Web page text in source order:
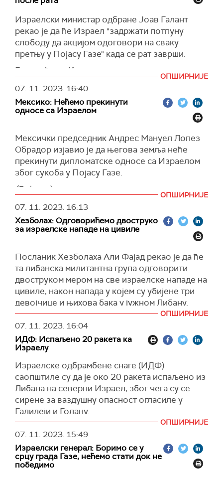
Израелски министар одбране Јоав Галант
рекао је да ће Израел "задржати потпуну
слободу да акцијом одоговори на сваку
претњу у Појасу Газе" када се рат заврши.
Говорећи на Комитету за спољне послове и
одбрану, Галант је рекао да "на крају ове
кампање, Хамас, који влада у Гази, престаће да
постоји".
"Неће бити безбедносних претњи за Израел
из Газе, а Израел ће задржати потпуну
слободу да одговори акцијом на сваку
ситуацију у Појасу Газе која представља било
какву врсту претње", рекао је Галант.
Министар је, такође, рекао да је главни ратни
приоритет да се "елиминише феномен звани
Хамас", да је лично фокусиран на "победу у
рату" и на повратак израелских талаца кућама.
(Си-Ен-Ен)
ОПШИРНИЈЕ
07. 11. 2023. 16:40
Мексико: Нећемо прекинути
односе са Израелом
Мексички председник Андрес Мануел Лопез
Обрадор изјавио је да његова земља неће
прекинути дипломатске односе са Израелом
због сукоба у Појасу Газе.
(Ројтерс)
ОПШИРНИЈЕ
07. 11. 2023. 16:13
Хезболах: Одговорићемо двоструко
за израелске нападе на цивиле
Посланик Хезболаха Али Фајад рекао је да ће
та либанска милитантна група одговорити
двоструком мером на све израелске нападе на
цивиле, након напада у којем су убијене три
девојчице и њихова бака у јужном Либану.
"Хезболах још није показао своју праву снагу",
навео је Али Фајад.
(Ројтерс)
ОПШИРНИЈЕ
07. 11. 2023. 16:04
ИДФ: Испаљено 20 ракета ка
Израелу
Израелске одбрамбене снаге (ИДФ)
саопштиле су да је око 20 ракета испаљено из
Либана на северни Израел, због чега су се
сирене за ваздушну опасност огласиле у
Галилеји и Голану.
Израелске трупе одговарају на нападе
артиљеријском ватром, каже се у саопштењу.
(Тајмс оф Израел)
ОПШИРНИЈЕ
07. 11. 2023. 15:49
Израелски генерал: Боримо се у
срцу града Газе, нећемо стати док не
победимо